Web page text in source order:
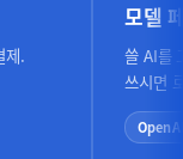
제.
모델
쓸 AI를
쓰시면